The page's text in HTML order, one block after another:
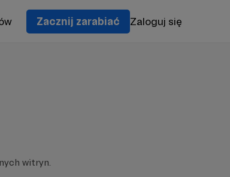
Zacznij zarabiać Zaloguj się
witryn.